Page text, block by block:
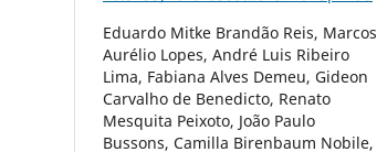
Eduardo Mitke Brandão Reis, Marcos
Aurélio Lopes, André Luis Ribeiro
Lima, Fabiana Alves Demeu, Gideon
Carvalho de Benedicto, Renato
Mesquita Peixoto, João Paulo
Bussons, Camilla Birenbaum Nobile,